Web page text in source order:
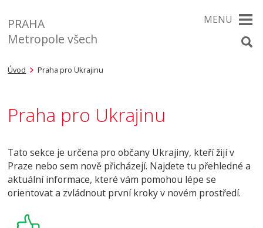
PRAHA
Metropole všech
MENU
Úvod Praha pro Ukrajinu
Praha pro Ukrajinu
Tato sekce je určena pro občany Ukrajiny, kteří žijí v
Praze nebo sem nově přicházejí. Najdete tu přehledné a
aktuální informace, které vám pomohou lépe se
orientovat a zvládnout první kroky v novém prostředí.